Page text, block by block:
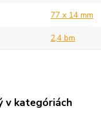
77 x 14 mm
2,4 bm
v kategóriách